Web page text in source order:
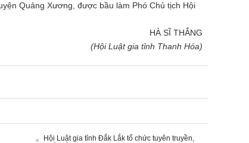
Quảng Xương, được bầu làm Phó Chủ tịch Hội
SĨ THẮNG
gia tỉnh Thanh Hóa)
Hội Luật gia tỉnh Đắk Lắk tổ chức tuyên truyền,